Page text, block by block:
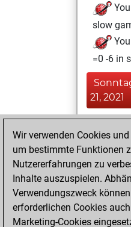
slow
=0 -6 in
21, 2021
of 1578
Wir verwenden Cookies
um bestimmte Funktionen
Nutzererfahrungen zu
Inhalte auszuspielen.
Verwendungszweck
erforderlichen Cookies
Marketing-Cookies